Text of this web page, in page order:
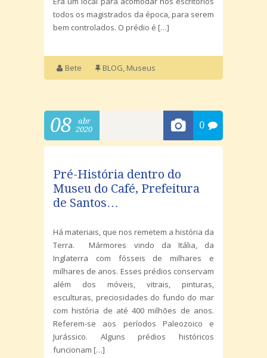
todos os magistrados da época, para serem
bem controlados. O prédio é […]
Bete BLOG, Museus
08
abr
2020
0
Pré-História dentro do
Museu do Café, Prefeitura
de Santos…
Há materiais, que nos remetem a história da
Terra. Mármores vindo da Itália, da
Inglaterra com fósseis de milhares e
milhares de anos. Esses prédios conservam
além dos móveis, vitrais, pinturas,
esculturas, preciosidades do fundo do mar
com história de até 400 milhões de anos.
Referem-se aos períodos Paleozoico e
Jurássico. Alguns prédios históricos
funcionam […]